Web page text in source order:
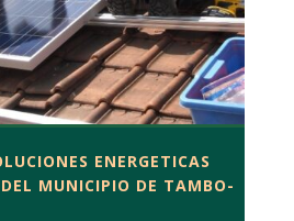
ENERGETICAS
MUNICIPIO DE TAMBO-